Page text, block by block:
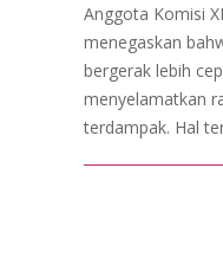
Anggota Komisi
menegaskan
bergerak lebih
menyelamatkan
terdampak. Hal